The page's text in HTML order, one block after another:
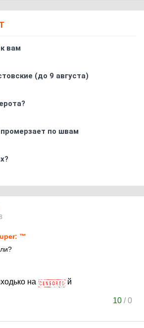
вам
(до 9 августа)
по швам
™
на й
10 /0